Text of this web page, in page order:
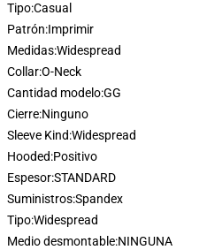
Tipo:Casual
Patrón:Imprimir
Medidas:Widespread
Collar:O-Neck
Cantidad modelo:GG
Cierre:Ninguno
Sleeve Kind:Widespread
Hooded:Positivo
Espesor:STANDARD
Suministros:Spandex
Tipo:Widespread
Medio desmontable:NINGUNA